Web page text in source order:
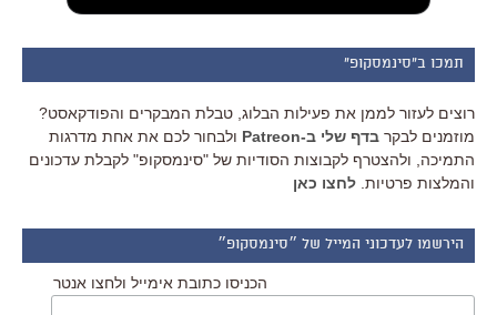
תמכו ב"סינמסקופ"
רוצים לעזור לממן את פעילות הבלוג, טבלת המבקרים והפודקאסט?
מוזמנים לבקר בדף שלי ב-Patreon
ולבחור לכם את אחת מדרגות
התמיכה, ולהצטרף לקבוצות הסודיות של "סינמסקופ" לקבלת עדכונים
והמלצות פרטיות. לחצו כאן
הירשמו לעדכוני המייל של ״סינמסקופ״
הכניסו כתובת אימייל ולחצו אנטר